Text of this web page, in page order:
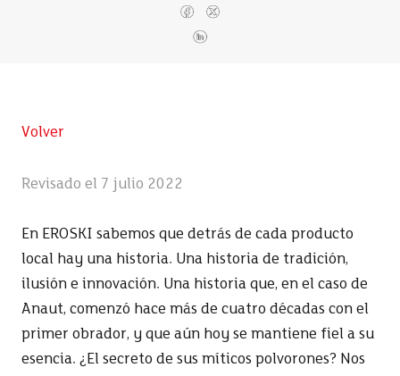
Volver
Revisado el 7 julio 2022
En EROSKI sabemos que detrás de cada producto
local hay una historia. Una historia de tradición,
ilusión e innovación. Una historia que, en el caso de
Anaut, comenzó hace más de cuatro décadas con el
primer obrador, y que aún hoy se mantiene fiel a su
esencia. ¿El secreto de sus míticos polvorones? Nos